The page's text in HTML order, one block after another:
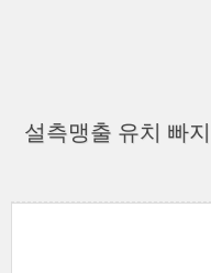
설측맹출 유치 빠